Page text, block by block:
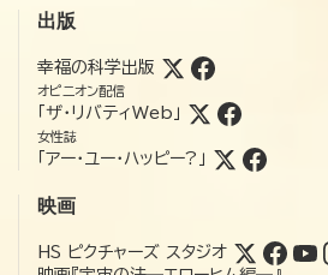
出版
幸福の科学出版
オピニオン配信
「ザ・リバティWeb」
女性誌
「アー・ユー・ハッピー?」
映画
HS ピクチャーズ スタジオ